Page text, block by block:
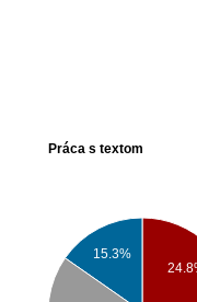
Práca s textom
15.3%